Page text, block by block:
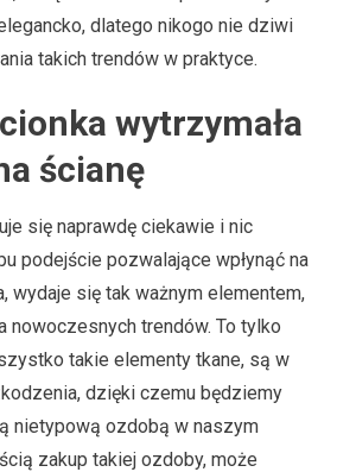
dlatego nikogo nie dziwi
takich trendów w praktyce.
wytrzymała
ścianę
się naprawdę ciekawie i nic
podejście pozwalające wpłynąć na
wydaje się tak ważnym elementem,
nowoczesnych trendów. To tylko
takie elementy tkane, są w
dzięki czemu będziemy
nietypową ozdobą w naszym
zakup takiej ozdoby, może